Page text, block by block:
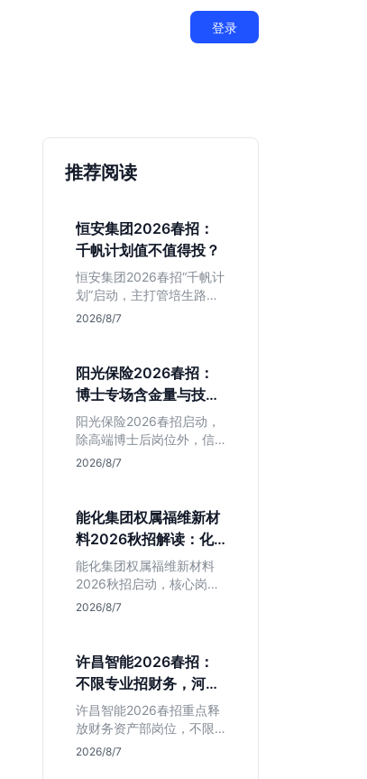
登录
推荐阅读
恒安集团2026春招：
千帆计划值不值得投？
恒安集团2026春招“千帆计
划”启动，主打管培生路
线。本文解析老牌快消巨
限，帮你判断是否值得投
递。
2026/8/7
阳光保险2026春招：
博士专场含金量与技术
岗捡漏指南
阳光保险2026春招启动，
除高端博士后岗位外，信
息技术部释放大量Java、
技术岗需求与投递价值，
助你快速判断是否值得
投。
2026/8/7
能化集团权属福维新材
料2026秋招解读：化
工材料生必看
能化集团权属福维新材料
2026秋招启动，核心岗位
集中在福建永安。本文解
点限制，助理工科生判断
是否值得投递。
2026/8/7
许昌智能2026春招：
不限专业招财务，河南
本地生值得冲吗？
许昌智能2026春招重点释
放财务资产部岗位，不限
专业。作为河南本地老牌
2026/8/7